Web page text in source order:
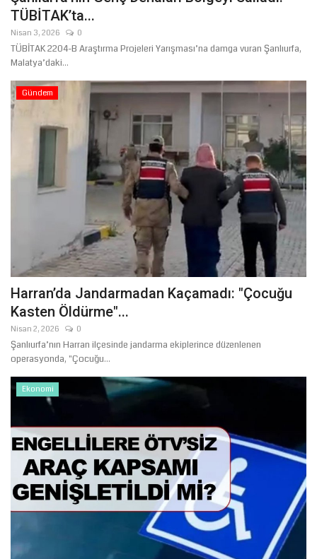
TÜBİTAK’ta...
Nisan 3, 2026 0
TÜBİTAK 2204-B Araştırma Projeleri Yarışması’na damga vuran Şanlıurfa,
Malatya’daki...
Gündem
Harran’da Jandarmadan Kaçamadı: "Çocuğu
Kasten Öldürme"...
Nisan 2, 2026 0
Şanlıurfa’nın Harran ilçesinde jandarma ekiplerince düzenlenen
operasyonda, "Çocuğu...
Ekonomi